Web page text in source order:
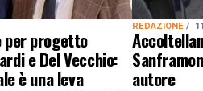
per progetto
e Del Vecchio:
è una leva
REDAZIONE
autore